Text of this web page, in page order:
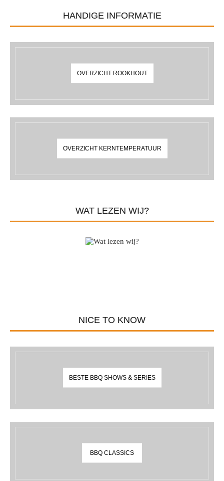
HANDIGE INFORMATIE
OVERZICHT ROOKHOUT
OVERZICHT KERNTEMPERATUUR
WAT LEZEN WIJ?
NICE TO KNOW
BESTE BBQ SHOWS & SERIES
BBQ CLASSICS